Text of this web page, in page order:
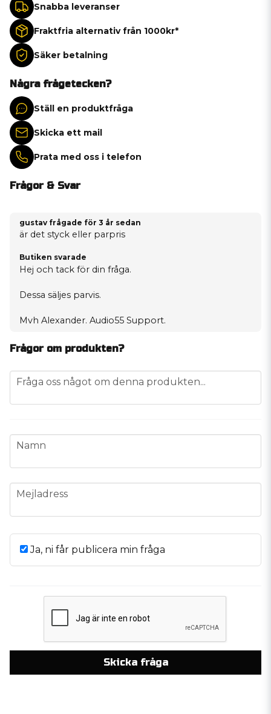
Snabba leveranser
Fraktfria alternativ från 1000kr*
Säker betalning
Några frågetecken?
Ställ en produktfråga
Skicka ett mail
Prata med oss i telefon
Frågor & Svar
gustav frågade för 3 år sedan
är det styck eller parpris
Butiken svarade
Hej och tack för din fråga.
Dessa säljes parvis.
Mvh Alexander. Audio55 Support.
Frågor om produkten?
question
Fråga oss något om denna produkten...
name
Namn
email
Mejladress
Ja, ni får publicera min fråga
Skicka fråga